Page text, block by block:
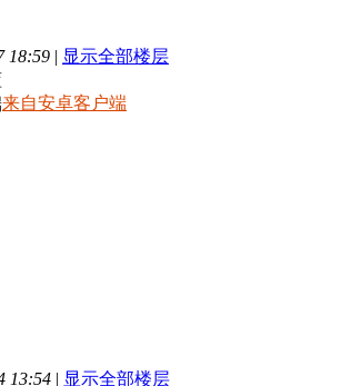
18:59 | 显示全部楼层
来自安卓客户端
13:54 | 显示全部楼层